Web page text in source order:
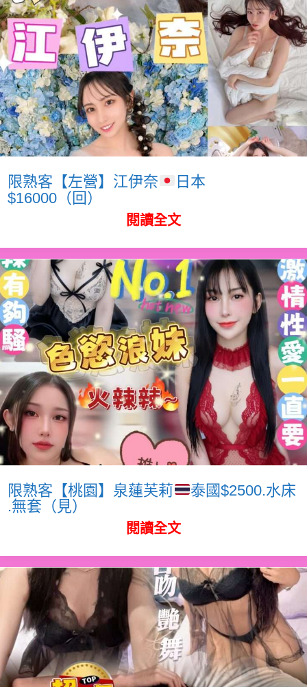
限熟客【左營】江伊奈
日本
$16000（回）
閱讀全文
限熟客【桃園】泉蓮芙莉
泰國$2500.水床
.無套（見）
閱讀全文